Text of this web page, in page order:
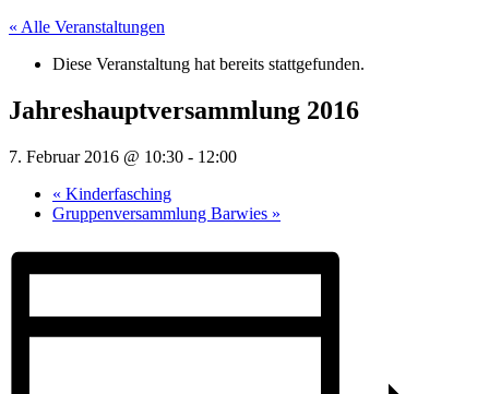
« Alle Veranstaltungen
Diese Veranstaltung hat bereits stattgefunden.
Jahreshauptversammlung 2016
7. Februar 2016 @ 10:30 - 12:00
« Kinderfasching
Gruppenversammlung Barwies »